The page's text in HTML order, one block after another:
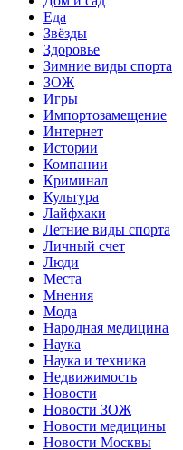
Еда
Звёзды
Здоровье
Зимние виды спорта
ЗОЖ
Игры
Импортозамещение
Интернет
Истории
Компании
Криминал
Культура
Лайфхаки
Летние виды спорта
Личный счет
Люди
Места
Мнения
Мода
Народная медицина
Наука
Наука и техника
Недвижимость
Новости
Новости ЗОЖ
Новости медицины
Новости Москвы